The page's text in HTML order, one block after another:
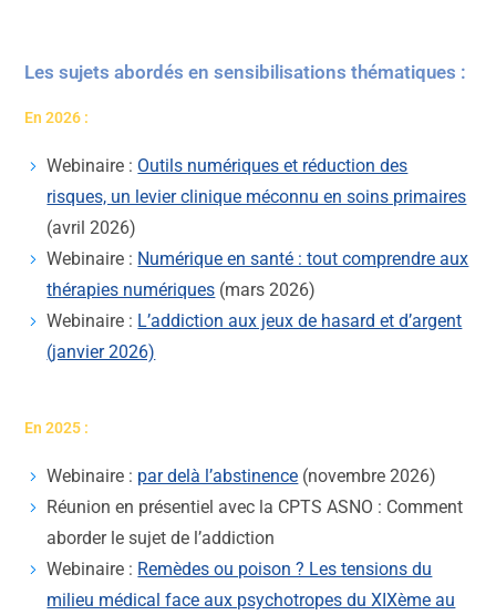
Les sujets abordés en sensibilisations thématiques :
En 2026 :
Webinaire : Outils numériques et réduction des
risques, un levier clinique méconnu en soins primaires
(avril 2026)
Webinaire : Numérique en santé : tout comprendre aux
thérapies numériques (mars 2026)
Webinaire : L’addiction aux jeux de hasard et d’argent
(janvier 2026)
En 2025 :
Webinaire : par delà l’abstinence (novembre 2026)
Réunion en présentiel avec la CPTS ASNO : Comment
aborder le sujet de l’addiction
Webinaire : Remèdes ou poison ? Les tensions du
milieu médical face aux psychotropes du XIXème au